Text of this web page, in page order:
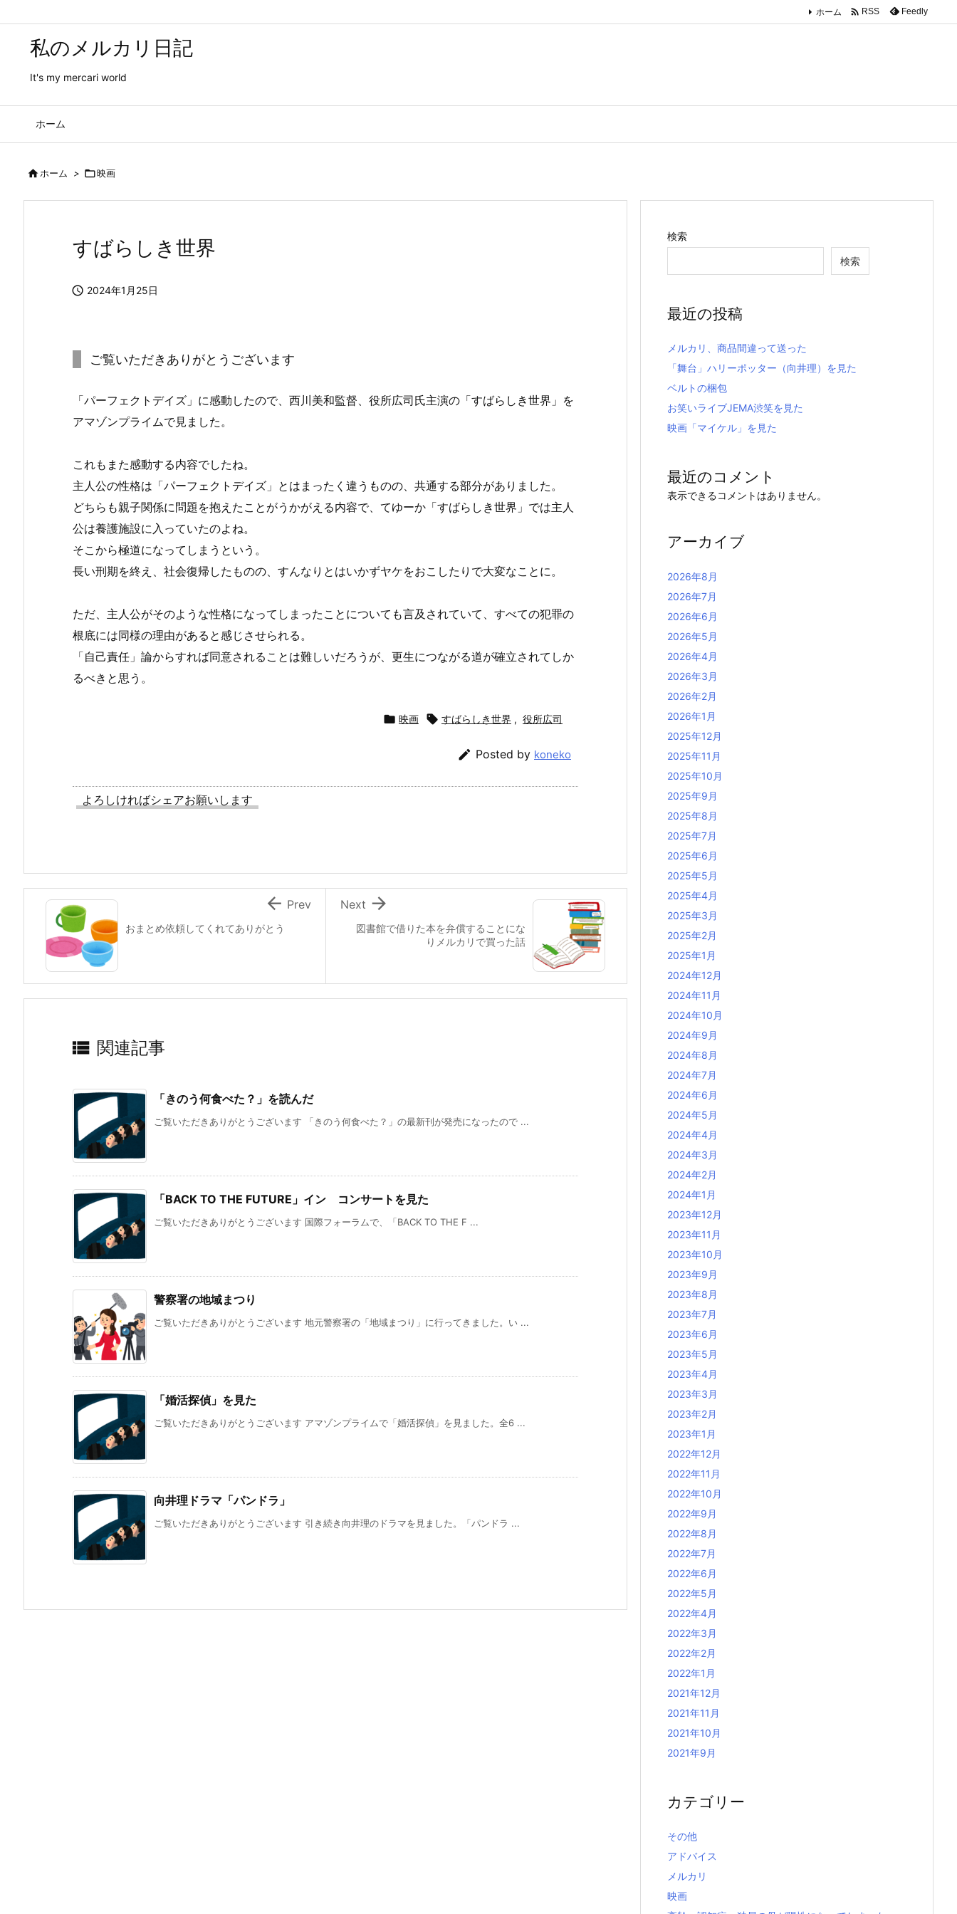
私のメルカリ日記
It's my mercari world
ホーム
ホーム  RSS Feedly
ホーム > 映画
すばらしき世界
 2024年1月25日
ご覧いただきありがとうございます
「パーフェクトデイズ」に感動したので、西川美和監督、役所広司氏主演の「すばらしき世界」を
アマゾンプライムで見ました。
これもまた感動する内容でしたね。
主人公の性格は「パーフェクトデイズ」とはまったく違うものの、共通する部分がありました。
どちらも親子関係に問題を抱えたことがうかがえる内容で、てゆーか「すばらしき世界」では主人
公は養護施設に入っていたのよね。
そこから極道になってしまうという。
長い刑期を終え、社会復帰したものの、すんなりとはいかずヤケをおこしたりで大変なことに。
ただ、主人公がそのような性格になってしまったことについても言及されていて、すべての犯罪の
根底には同様の理由があると感じさせられる。
「自己責任」論からすれば同意されることは難しいだろうが、更生につながる道が確立されてしか
るべきと思う。
 映画  すばらしき世界 , 役所広司
 Posted by koneko
よろしければシェアお願いします
図書館で借りた本を弁償することにな
りメルカリで買った話

Next
おまとめ依頼してくれてありがとう
 Prev
 関連記事
「きのう何食べた？」を読んだ
ご覧いただきありがとうございます 「きのう何食べた？」の最新刊が発売になったので ...
「BACK TO THE FUTURE」イン コンサートを見た
ご覧いただきありがとうございます 国際フォーラムで、「BACK TO THE F ...
警察署の地域まつり
ご覧いただきありがとうございます 地元警察署の「地域まつり」に行ってきました。い ...
「婚活探偵」を見た
ご覧いただきありがとうございます アマゾンプライムで「婚活探偵」を見ました。全6 ...
向井理ドラマ「パンドラ」
ご覧いただきありがとうございます 引き続き向井理のドラマを見ました。「パンドラ ...
検索
検索
最近の投稿
メルカリ、商品間違って送った
「舞台」ハリーポッター（向井理）を見た
ベルトの梱包
お笑いライブJEMA渋笑を見た
映画「マイケル」を見た
最近のコメント
表示できるコメントはありません。
アーカイブ
2026年8月
2026年7月
2026年6月
2026年5月
2026年4月
2026年3月
2026年2月
2026年1月
2025年12月
2025年11月
2025年10月
2025年9月
2025年8月
2025年7月
2025年6月
2025年5月
2025年4月
2025年3月
2025年2月
2025年1月
2024年12月
2024年11月
2024年10月
2024年9月
2024年8月
2024年7月
2024年6月
2024年5月
2024年4月
2024年3月
2024年2月
2024年1月
2023年12月
2023年11月
2023年10月
2023年9月
2023年8月
2023年7月
2023年6月
2023年5月
2023年4月
2023年3月
2023年2月
2023年1月
2022年12月
2022年11月
2022年10月
2022年9月
2022年8月
2022年7月
2022年6月
2022年5月
2022年4月
2022年3月
2022年2月
2022年1月
2021年12月
2021年11月
2021年10月
2021年9月
カテゴリー
その他
アドバイス
メルカリ
映画